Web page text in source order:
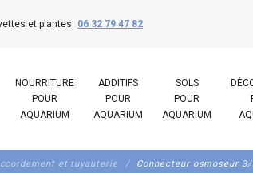
et plantes 06 32 79 47 82
NOURRITURE
POUR
AQUARIUM
ADDITIFS
POUR
AQUARIUM
SOLS
POUR
AQUARIUM
et tuyauterie Connecteur osmoseur